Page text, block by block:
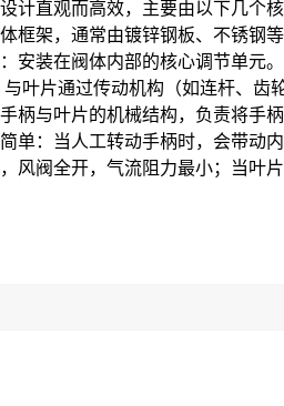
计直观而高效，主要由以下几个
框架，通常由镀锌钢板、不锈钢
安装在阀体内部的核心调节单元
叶片通过传动机构（如连杆、齿
柄与叶片的机械结构，负责将手
单：当人工转动手柄时，会带动
风阀全开，气流阻力最小；当叶